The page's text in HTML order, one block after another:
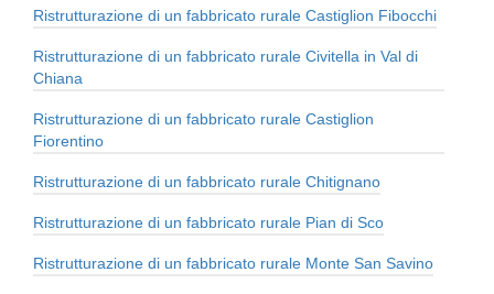
Ristrutturazione di un fabbricato rurale Castiglion Fibocchi
Ristrutturazione di un fabbricato rurale Civitella in Val di
Chiana
Ristrutturazione di un fabbricato rurale Castiglion
Fiorentino
Ristrutturazione di un fabbricato rurale Chitignano
Ristrutturazione di un fabbricato rurale Pian di Sco
Ristrutturazione di un fabbricato rurale Monte San Savino